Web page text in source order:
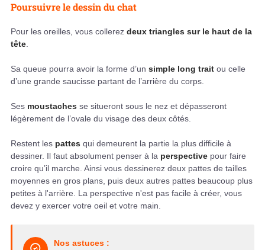
Poursuivre le dessin du chat
Pour les oreilles, vous collerez deux triangles sur le haut de la
tête
Sa queue pourra avoir la forme d’un simple long trait ou celle
d’une grande saucisse partant de l’arrière du corps.
Ses moustaches se situeront sous le nez et dépasseront
légèrement de l’ovale du visage des deux côtés.
Restent les pattes qui demeurent la partie la plus difficile à
dessiner. Il faut absolument penser à la perspective pour faire
croire qu’il marche. Ainsi vous dessinerez deux pattes de tailles
moyennes en gros plans, puis deux autres pattes beaucoup plus
petites à l'arrière. La perspective n'est pas facile à créer, vous
devez y exercer votre oeil et votre main.
Nos astuces :